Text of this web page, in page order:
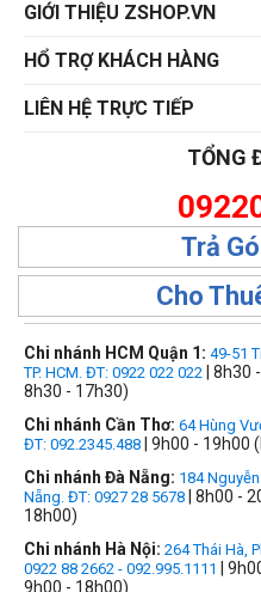
GIỚI THIỆU ZSHOP.VN
HỔ TRỢ KHÁCH HÀNG
LIÊN HỆ TRỰC TIẾP
TỔNG
Trả
Cho
Chi nhánh HCM Quận 1: 49-51
TP. HCM. ĐT: 0922 022 022 | 8h30
8h30 - 17h30)
Chi nhánh Cần Thơ: 64 Hùng
ĐT: 092.2345.488 | 9h00 - 19h00
Chi nhánh Đà Nẵng: 184
Nẵng. ĐT: 0927 28 5678 | 8h00 -
18h00)
Chi nhánh Hà Nội: 264 Thái Hà,
0922 88 2662 - 092.995.1111
|
9h00 - 18h00)